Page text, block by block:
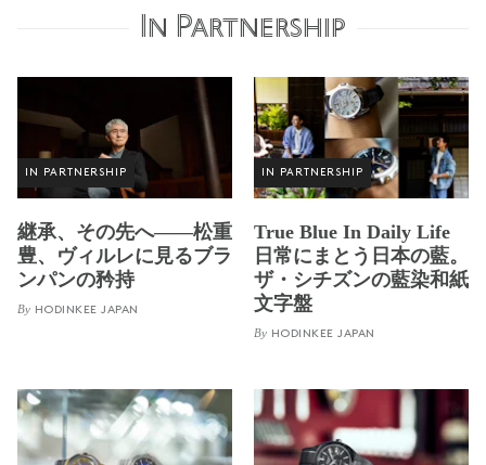
In Partnership
IN PARTNERSHIP
継承、その先へ——松重
豊、ヴィルレに見るブラ
ンパンの矜持
By HODINKEE JAPAN
IN PARTNERSHIP
True Blue In Daily Life
日常にまとう日本の藍。
ザ・シチズンの藍染和紙
文字盤
By HODINKEE JAPAN